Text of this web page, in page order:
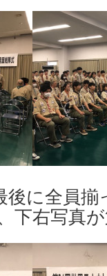
に全員揃
下右写真